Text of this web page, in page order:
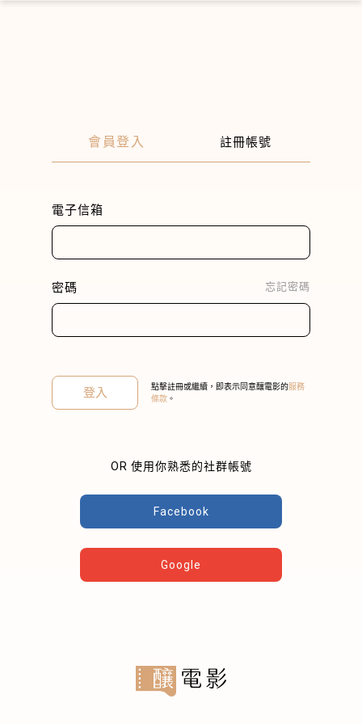
會員登入 註冊帳號
電子信箱
密碼 忘記密碼
登入 點擊註冊或繼續，即表示同意釀電影的服務
條款 。
OR 使用你熟悉的社群帳號
Facebook
Google